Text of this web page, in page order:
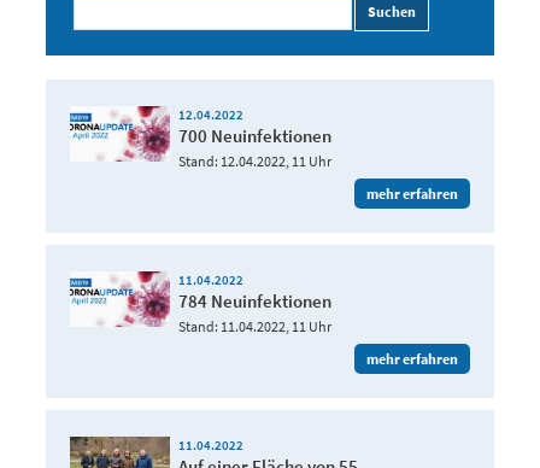
Suchen
12.04.2022
700 Neuinfektionen
Stand: 12.04.2022, 11 Uhr
mehr erfahren
11.04.2022
784 Neuinfektionen
Stand: 11.04.2022, 11 Uhr
mehr erfahren
11.04.2022